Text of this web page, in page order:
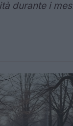
durante i